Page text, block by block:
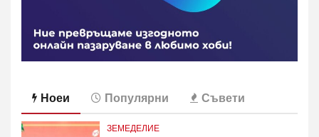
Ноеи Популярни Съвети
ЗЕМЕДЕЛИЕ